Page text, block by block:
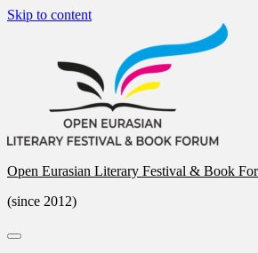
Skip to content
Open Eurasian Literary Festival & Book
(since 2012)